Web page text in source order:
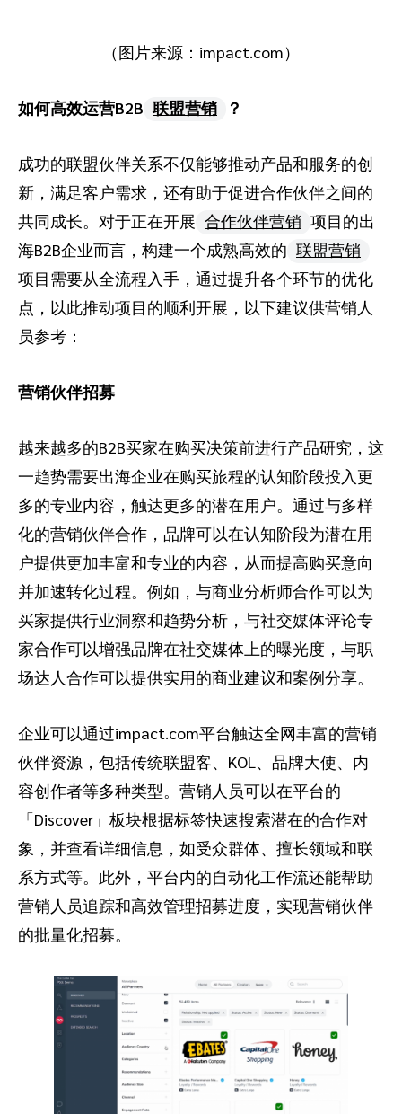
（图片来源：impact.com）
如何高效运营B2B 联盟营销 ？
成功的联盟伙伴关系不仅能够推动产品和服务的创
新，满足客户需求，还有助于促进合作伙伴之间的
共同成长。对于正在开展 合作伙伴营销 项目的出
海B2B企业而言，构建一个成熟高效的 联盟营销
项目需要从全流程入手，通过提升各个环节的优化
点，以此推动项目的顺利开展，以下建议供营销人
员参考：
营销伙伴招募
越来越多的B2B买家在购买决策前进行产品研究，这
一趋势需要出海企业在购买旅程的认知阶段投入更
多的专业内容，触达更多的潜在用户。通过与多样
化的营销伙伴合作，品牌可以在认知阶段为潜在用
户提供更加丰富和专业的内容，从而提高购买意向
并加速转化过程。例如，与商业分析师合作可以为
买家提供行业洞察和趋势分析，与社交媒体评论专
家合作可以增强品牌在社交媒体上的曝光度，与职
场达人合作可以提供实用的商业建议和案例分享。
企业可以通过impact.com平台触达全网丰富的营销
伙伴资源，包括传统联盟客、KOL、品牌大使、内
容创作者等多种类型。营销人员可以在平台的
「Discover」板块根据标签快速搜索潜在的合作对
象，并查看详细信息，如受众群体、擅长领域和联
系方式等。此外，平台内的自动化工作流还能帮助
营销人员追踪和高效管理招募进度，实现营销伙伴
的批量化招募。